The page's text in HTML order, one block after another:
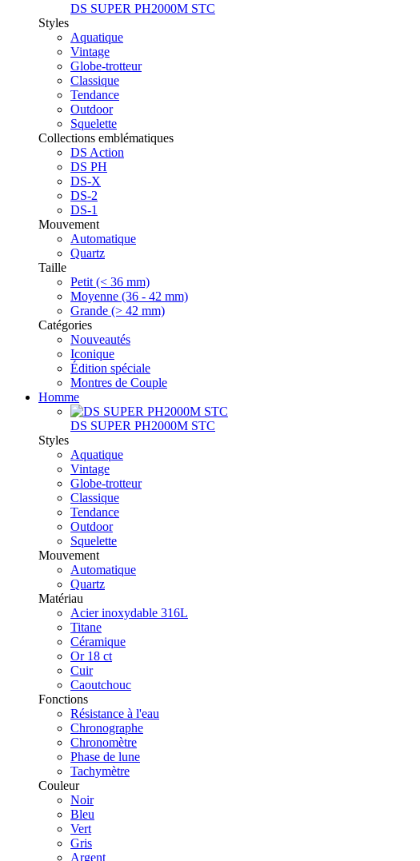
DS SUPER PH2000M STC
Styles
Aquatique
Vintage
Globe-trotteur
Classique
Tendance
Outdoor
Squelette
Collections emblématiques
DS Action
DS PH
DS-X
DS-2
DS-1
Mouvement
Automatique
Quartz
Taille
Petit (< 36 mm)
Moyenne (36 - 42 mm)
Grande (> 42 mm)
Catégories
Nouveautés
Iconique
Édition spéciale
Montres de Couple
Homme
DS SUPER PH2000M STC
Styles
Aquatique
Vintage
Globe-trotteur
Classique
Tendance
Outdoor
Squelette
Mouvement
Automatique
Quartz
Matériau
Acier inoxydable 316L
Titane
Céramique
Or 18 ct
Cuir
Caoutchouc
Fonctions
Résistance à l'eau
Chronographe
Chronomètre
Phase de lune
Tachymètre
Couleur
Noir
Bleu
Vert
Gris
Argent